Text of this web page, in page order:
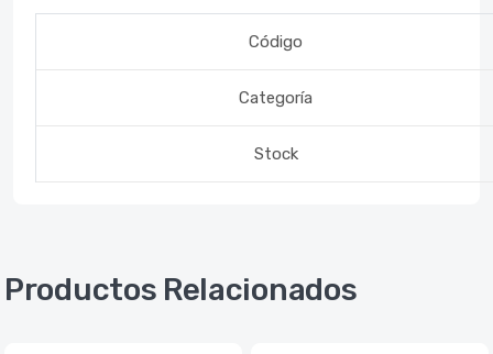
Código
Categoría
Stock
Productos Relacionados